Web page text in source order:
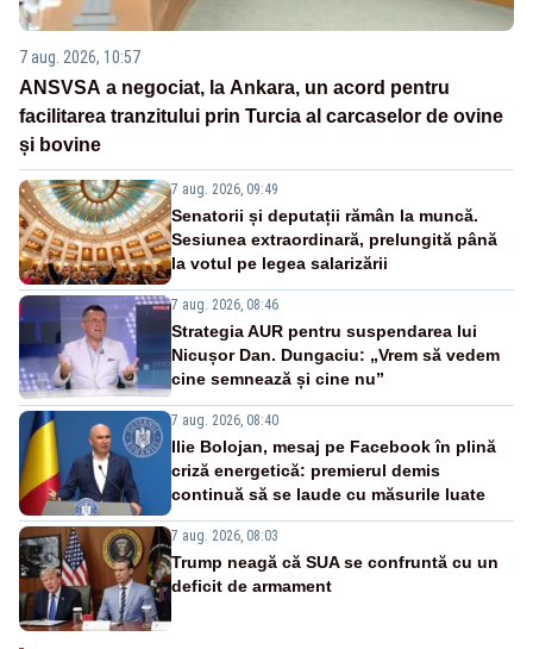
7 aug. 2026, 10:57
ANSVSA a negociat, la Ankara, un acord pentru
facilitarea tranzitului prin Turcia al carcaselor de ovine
și bovine
7 aug. 2026, 09:49
Senatorii și deputații rămân la muncă.
Sesiunea extraordinară, prelungită până
la votul pe legea salarizării
7 aug. 2026, 08:46
Strategia AUR pentru suspendarea lui
Nicușor Dan. Dungaciu: „Vrem să vedem
cine semnează și cine nu”
7 aug. 2026, 08:40
Ilie Bolojan, mesaj pe Facebook în plină
criză energetică: premierul demis
continuă să se laude cu măsurile luate
7 aug. 2026, 08:03
Trump neagă că SUA se confruntă cu un
deficit de armament